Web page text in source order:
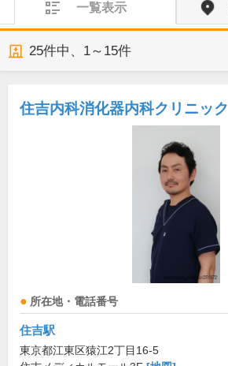
一覧表示
25件中、 1～15件
住吉内科消化器内科クリニック
所在地・電話番号
住吉駅
東京都江東区猿江2丁目16-5